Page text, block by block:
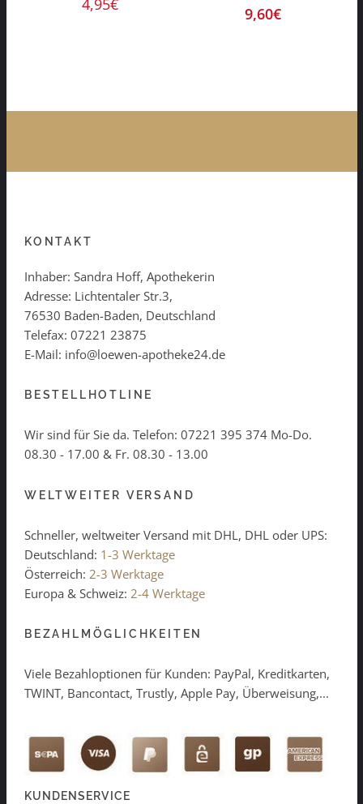
9,60€
KONTAKT
Inhaber: Sandra Hoff, Apothekerin
Adresse: Lichtentaler Str.3,
76530 Baden-Baden, Deutschland
Telefax: 07221 23875
E-Mail: info@loewen-apotheke24.de
BESTELLHOTLINE
Wir sind für Sie da. Telefon: 07221 395 374 Mo-Do.
08.30 - 17.00 & Fr. 08.30 - 13.00
WELTWEITER VERSAND
Schneller, weltweiter Versand mit DHL, DHL oder UPS:
Deutschland: 1-3 Werktage
Österreich: 2-3 Werktage
Europa & Schweiz: 2-4 Werktage
BEZAHLMÖGLICHKEITEN
Viele Bezahloptionen für Kunden: PayPal, Kreditkarten,
TWINT, Bancontact, Trustly, Apple Pay, Überweisung,...
KUNDENSERVICE